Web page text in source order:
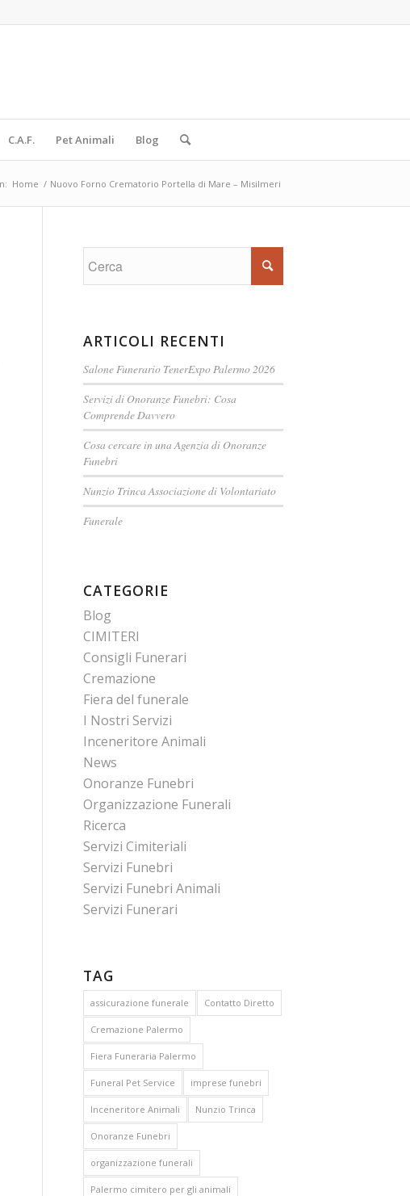
C.A.F. Pet Animali Blog
Home / Nuovo Forno Crematorio Portella di Mare – Misilmeri
ARTICOLI RECENTI
Salone Funerario TenerExpo Palermo 2026
Servizi di Onoranze Funebri: Cosa
Comprende Davvero
Cosa cercare in una Agenzia di Onoranze
Funebri
Nunzio Trinca Associazione di Volontariato
Funerale
CATEGORIE
Blog
CIMITERI
Consigli Funerari
Cremazione
Fiera del funerale
I Nostri Servizi
Inceneritore Animali
News
Onoranze Funebri
Organizzazione Funerali
Ricerca
Servizi Cimiteriali
Servizi Funebri
Servizi Funebri Animali
Servizi Funerari
TAG
assicurazione funerale Contatto Diretto
Cremazione Palermo
Fiera Funeraria Palermo
Funeral Pet Service imprese funebri
Inceneritore Animali Nunzio Trinca
Onoranze Funebri
organizzazione funerali
Palermo cimitero per gli animali